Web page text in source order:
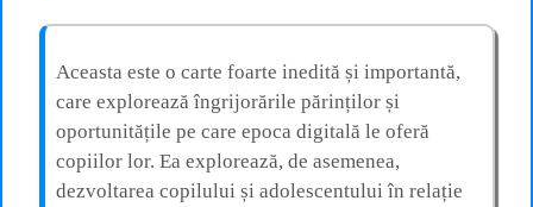
Aceasta este o carte foarte inedită și importantă,
care explorează îngrijorările părinților și
oportunitățile pe care epoca digitală le oferă
copiilor lor. Ea explorează, de asemenea,
dezvoltarea copilului și adolescentului în relație